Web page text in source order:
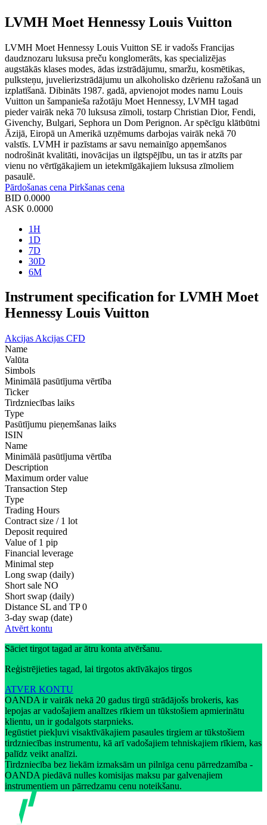
LVMH Moet Hennessy Louis Vuitton
LVMH Moet Hennessy Louis Vuitton SE ir vadošs Francijas
daudznozaru luksusa preču konglomerāts, kas specializējas
augstākās klases modes, ādas izstrādājumu, smaržu, kosmētikas,
pulksteņu, juvelierizstrādājumu un alkoholisko dzērienu ražošanā un
izplatīšanā. Dibināts 1987. gadā, apvienojot modes namu Louis
Vuitton un šampanieša ražotāju Moet Hennessy, LVMH tagad
pieder vairāk nekā 70 luksusa zīmoli, tostarp Christian Dior, Fendi,
Givenchy, Bulgari, Sephora un Dom Perignon. Ar spēcīgu klātbūtni
Āzijā, Eiropā un Amerikā uzņēmums darbojas vairāk nekā 70
valstīs. LVMH ir pazīstams ar savu nemainīgo apņemšanos
nodrošināt kvalitāti, inovācijas un ilgtspējību, un tas ir atzīts par
vienu no vērtīgākajiem un ietekmīgākajiem luksusa zīmoliem
pasaulē.
Pārdošanas cena Pirkšanas cena
BID 0.0000
ASK 0.0000
1H
1D
7D
30D
6M
Instrument specification for LVMH Moet
Hennessy Louis Vuitton
Akcijas Akcijas CFD
Name
Valūta
Simbols
Minimālā pasūtījuma vērtība
Ticker
Tirdzniecības laiks
Type
Pasūtījumu pieņemšanas laiks
ISIN
Name
Minimālā pasūtījuma vērtība
Description
Maximum order value
Transaction Step
Type
Trading Hours
Contract size / 1 lot
Deposit required
Value of 1 pip
Financial leverage
Minimal step
Long swap (daily)
Short sale NO
Short swap (daily)
Distance SL and TP 0
3-day swap (date)
Atvērt kontu
Sāciet tirgot tagad ar ātru konta atvēršanu.
Reģistrējieties tagad, lai tirgotos aktīvākajos tirgos
ATVER KONTU
OANDA ir vairāk nekā 20 gadus tirgū strādājošs brokeris, kas
lepojas ar vadošajiem analīzes rīkiem un tūkstošiem apmierinātu
klientu, un ir godalgots starpnieks.
Iegūstiet piekļuvi visaktīvākajiem pasaules tirgiem ar tūkstošiem
tirdzniecības instrumentu, kā arī vadošajiem tehniskajiem rīkiem, kas
palīdz veikt analīzi.
Tirdzniecība bez liekām izmaksām un pilnīga cenu pārredzamība -
OANDA piedāvā nulles komisijas maksu par galvenajiem
instrumentiem un pārredzamu cenu noteikšanu.